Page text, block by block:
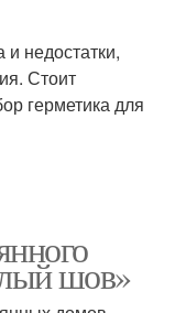
и недостатки,
Стоит
герметика для
шов»